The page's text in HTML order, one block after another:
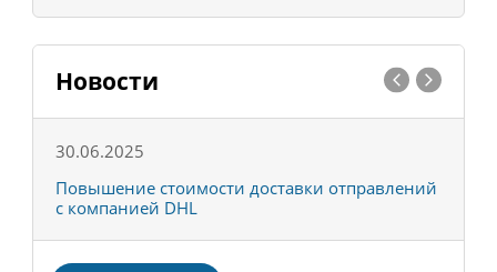
Новости
30.06.2025
Повышение стоимости доставки отправлений
с компанией DHL